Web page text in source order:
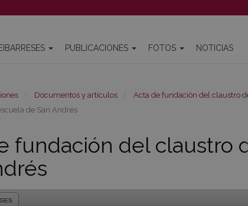
EIBARRESES PUBLICACIONES FOTOS NOTICIAS
Documentos y artículos Acta de fundación del claustro
de San Andrés
fundación del claustro